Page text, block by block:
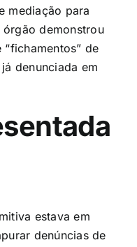
mediação para
demonstrou
de
denunciada em
estava em
denúncias de